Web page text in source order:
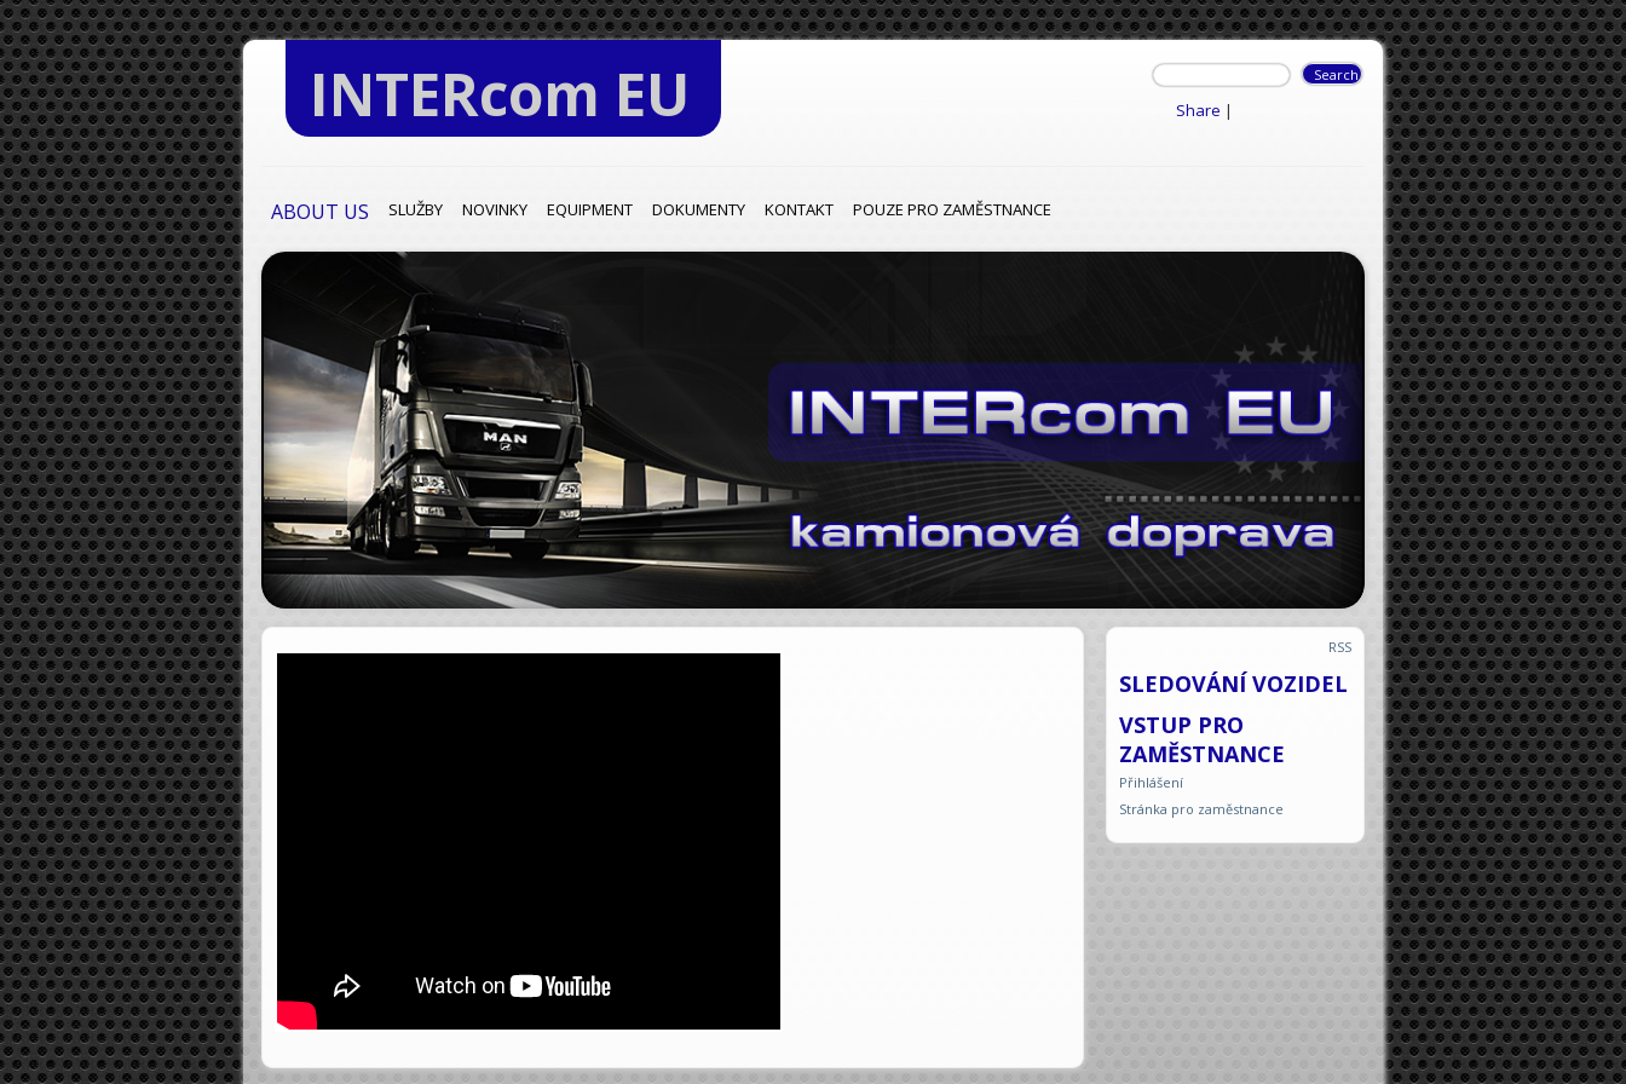
INTERcom EU
ABOUT US SLUŽBY NOVINKY EQUIPMENT DOKUMENTY KONTAKT POUZE PRO ZAMĚSTNANCE
Share |
RSS
SLEDOVÁNÍ VOZIDEL
VSTUP PRO
ZAMĚSTNANCE
Přihlášení
Stránka pro zaměstnance